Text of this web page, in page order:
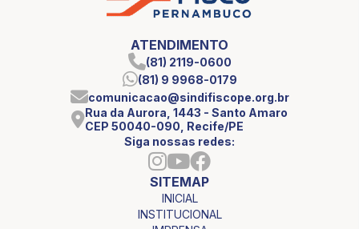
ATENDIMENTO
(81) 2119-0600
(81) 9 9968-0179
comunicacao@sindifiscope.org.br
Rua da Aurora, 1443 - Santo Amaro
CEP 50040-090, Recife/PE
Siga nossas redes:
SITEMAP
INICIAL
INSTITUCIONAL